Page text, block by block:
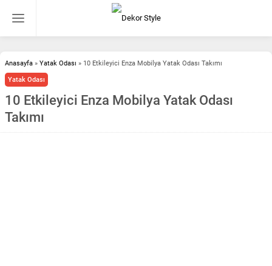
Anasayfa » Yatak Odası » 10 Etkileyici Enza Mobilya Yatak Odası Takımı
Yatak Odası
10 Etkileyici Enza Mobilya Yatak Odası
Takımı